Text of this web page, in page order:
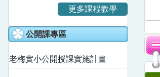
更多課程教學
公開課專區
老梅實小公開授課實施計畫